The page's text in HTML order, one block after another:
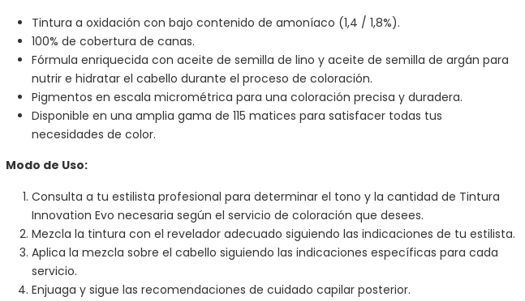
Tintura a oxidación con bajo contenido de amoníaco (1,4 / 1,8%).
100% de cobertura de canas.
Fórmula enriquecida con aceite de semilla de lino y aceite de semilla de argán para
nutrir e hidratar el cabello durante el proceso de coloración.
Pigmentos en escala micrométrica para una coloración precisa y duradera.
Disponible en una amplia gama de 115 matices para satisfacer todas tus
necesidades de color.
Modo de Uso:
Consulta a tu estilista profesional para determinar el tono y la cantidad de Tintura
Innovation Evo necesaria según el servicio de coloración que desees.
Mezcla la tintura con el revelador adecuado siguiendo las indicaciones de tu estilista.
Aplica la mezcla sobre el cabello siguiendo las indicaciones específicas para cada
servicio.
Enjuaga y sigue las recomendaciones de cuidado capilar posterior.